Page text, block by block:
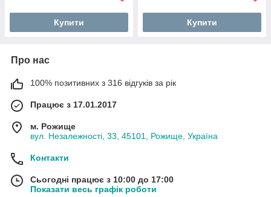
Купити Купити
Про нас
100% позитивних з 316 відгуків за рік
Працює з 17.01.2017
м. Рожище
вул. Незалежності, 33, 45101, Рожище, Україна
Контакти
Сьогодні працює з 10:00 до 17:00
Показати весь графік роботи